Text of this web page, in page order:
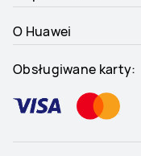
O Huawei
Obsługiwane karty: